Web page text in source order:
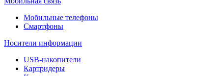
Мобильные телефоны
Смартфоны
Носители информации
USB-накопители
Картридеры